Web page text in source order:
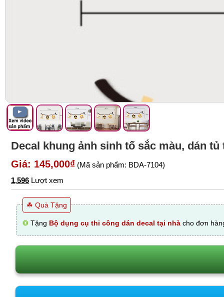
Decal khung ảnh sinh tố sắc màu, dán
Giá: 145,000₫ (Mã sản phẩm: BDA-7104)
1,596 Lượt xem
☘ Quà Tặng
❂ Tặng Bộ dụng cụ thi công dán decal tại nhà cho đơn